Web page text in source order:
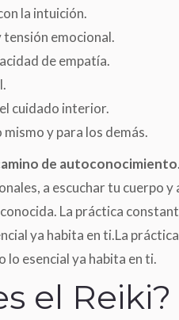
la intuición.
tensión emocional.
de empatía.
cuidado interior.
y para los demás.
de autoconocimiento
a escuchar tu cuerpo
La práctica
ya habita en ti.La
esencial ya habita en ti.
el Reiki?